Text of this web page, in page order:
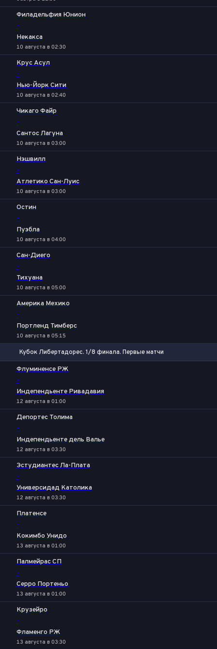
Филадельфия Юнион
-
Некакса
10 августа в 02:30
Крус Асул
-
Нью-Йорк Сити
10 августа в 02:40
Чикаго Файр
-
Сантос Лагуна
10 августа в 03:00
Нэшвилл
-
Атлетико Сан-Луис
10 августа в 03:00
Остин
-
Пуэбла
10 августа в 04:00
Сан-Диего
-
Тихуана
10 августа в 05:00
Америка Мехико
-
Портленд Тимберс
10 августа в 05:15
Кубок Либертадорес. 1/8 финала. Первые матчи
Флуминенсе РЖ
-
Индепендьенте Ривадавия
12 августа в 01:00
Депортес Толима
-
Индепендьенте дель Валье
12 августа в 03:30
Эстудиантес Ла-Плата
-
Универсидад Католика
12 августа в 03:30
Платенсе
-
Кокимбо Унидо
13 августа в 01:00
Палмейрас СП
-
Серро Портеньо
13 августа в 01:00
Крузейро
-
Фламенго РЖ
13 августа в 03:30